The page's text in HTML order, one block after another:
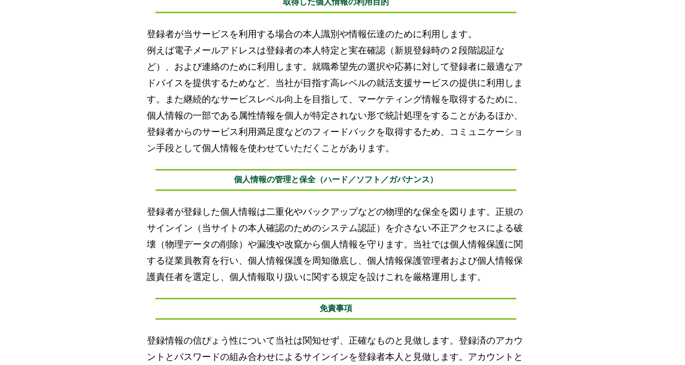
取得した個人情報の利用目的
登録者が当サービスを利用する場合の本人識別や情報伝達のために利用します。
例えば電子メールアドレスは登録者の本人特定と実在確認（新規登録時の２段階認証な
ど）、および連絡のために利用します。就職希望先の選択や応募に対して登録者に最適なア
ドバイスを提供するためなど、当社が目指す高レベルの就活支援サービスの提供に利用しま
す。また継続的なサービスレベル向上を目指して、マーケティング情報を取得するために、
個人情報の一部である属性情報を個人が特定されない形で統計処理をすることがあるほか、
登録者からのサービス利用満足度などのフィードバックを取得するため、コミュニケーショ
ン手段として個人情報を使わせていただくことがあります。
個人情報の管理と保全（ハード／ソフト／ガバナンス）
登録者が登録した個人情報は二重化やバックアップなどの物理的な保全を図ります。正規の
サインイン（当サイトの本人確認のためのシステム認証）を介さない不正アクセスによる破
壊（物理データの削除）や漏洩や改竄から個人情報を守ります。当社では個人情報保護に関
する従業員教育を行い、個人情報保護を周知徹底し、個人情報保護管理者および個人情報保
護責任者を選定し、個人情報取り扱いに関する規定を設けこれを厳格運用します。
免責事項
登録情報の信ぴょう性について当社は関知せず、正確なものと見做します。登録済のアカウ
ントとパスワードの組み合わせによるサインインを登録者本人と見做します。アカウントと